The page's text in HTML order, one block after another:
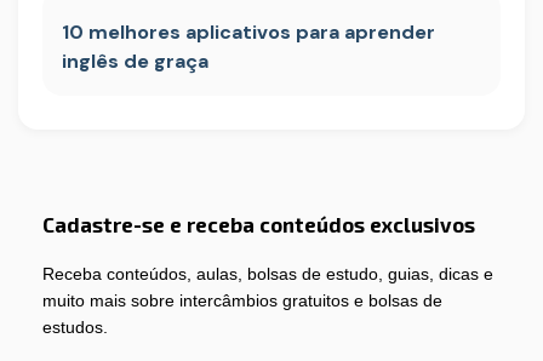
10 melhores aplicativos para aprender
inglês de graça
Cadastre-se e receba conteúdos exclusivos
Receba conteúdos, aulas, bolsas de estudo, guias, dicas e
muito mais sobre intercâmbios gratuitos e bolsas de
estudos.